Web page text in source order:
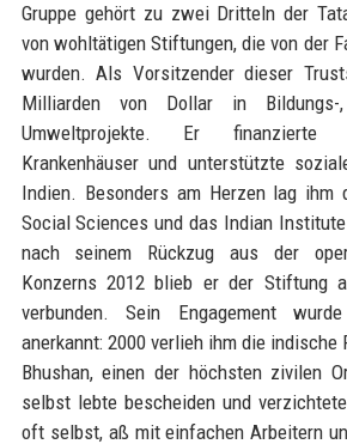
Gruppe gehört zu zwei Dritteln der
von wohltätigen Stiftungen, die von der
wurden. Als Vorsitzender dieser
Milliarden von Dollar in Bildungs-
Umweltprojekte. Er finanzierte
Krankenhäuser und unterstützte
Indien. Besonders am Herzen lag
Social Sciences und das Indian
nach seinem Rückzug aus der
Konzerns 2012 blieb er der Stiftung
verbunden. Sein Engagement
anerkannt: 2000 verlieh ihm die indische
Bhushan, einen der höchsten zivilen
selbst lebte bescheiden und
oft selbst, aß mit einfachen Arbeitern